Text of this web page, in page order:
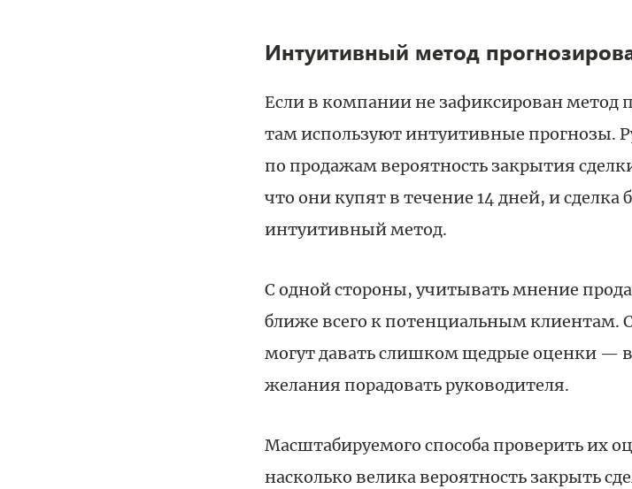
Интуитивный метод
Если в компании не зафиксирован метод
там используют интуитивные прогнозы.
по продажам вероятность закрытия
что они купят в течение 14 дней, и сделка
интуитивный метод.
С одной стороны, учитывать мнение
ближе всего к потенциальным клиентам.
могут давать слишком щедрые оценки — в
желания порадовать руководителя.
Масштабируемого способа проверить их
насколько велика вероятность закрыть